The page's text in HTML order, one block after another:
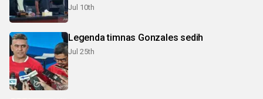
Jul 10th
Legenda timnas Gonzales sedih
Jul 25th